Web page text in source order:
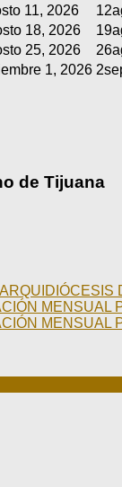
11, 2026 12
18, 2026 19
25, 2026 26
1, 2026 2
de Tijuana
ARQUIDIÓCESIS
MENSUAL
MENSUAL